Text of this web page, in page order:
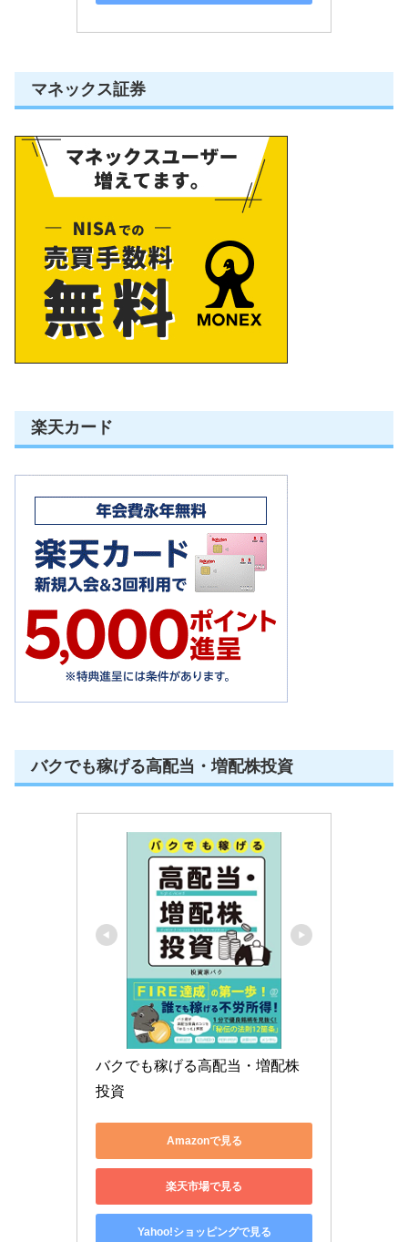
マネックス証券
楽天カード
バクでも稼げる高配当・増配株投資
バクでも稼げる高配当・増配株
投資
Amazonで見る
楽天市場で見る
Yahoo!ショッピングで見る